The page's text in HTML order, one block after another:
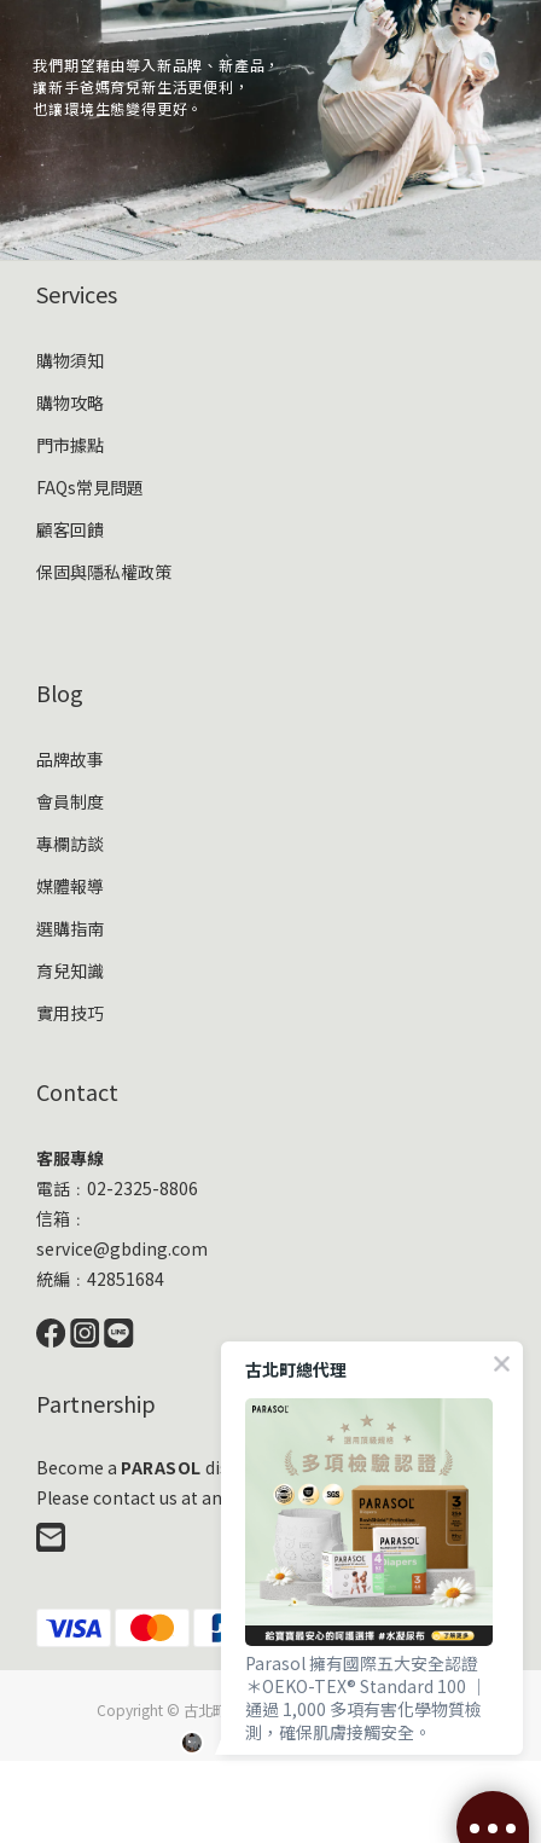
我們期望藉由導入新品牌、新產品，
讓新手爸媽育兒新生活更便利，
也讓環境生態變得更好。
Services
購物須知
購物攻略
門市據點
FAQs常見問題
顧客回饋
保固與隱私權政策
Blog
品牌故事
會員制度
專欄訪談
媒體報導
選購指南
育兒知識
實用技巧
Contact
客服專線
電話﹕02-2325-8806
信箱﹕
service@gbding.com
統編﹕42851684
Partnership
Become a PARASOL distribution partner
Please contact us at any time!
Copyright © 古北町國際有限公司 All Rights Reserved.
古北町總代理
Parasol 擁有國際五大安全認證
＊OEKO-TEX® Standard 100 ｜
通過 1,000 多項有害化學物質檢
測，確保肌膚接觸安全。
病學專家嚴審，成分透明且健康。